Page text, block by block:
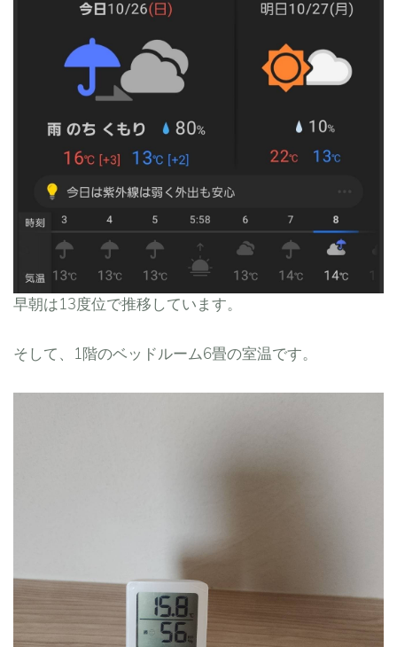
早朝は13度位で推移しています。
そして、1階のベッドルーム6畳の室温です。